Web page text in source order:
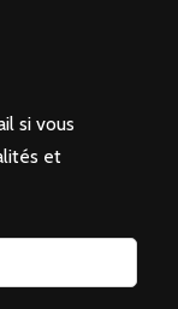
si vous
et